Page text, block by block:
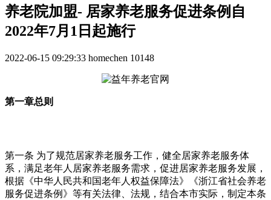
养老院加盟- 居家养老服务促进条例自
2022年7月1日起施行
2022-06-15 09:29:33 homechen 10148
第一章总则
第一条 为了规范居家养老服务工作，健全居家养老服务体
系，满足老年人居家养老服务需求，促进居家养老服务发展，
根据《中华人民共和国老年人权益保障法》《浙江省社会养老
服务促进条例》等有关法律、法规，结合本市实际，制定本条